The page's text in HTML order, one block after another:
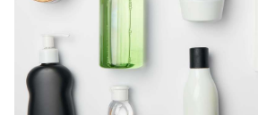
グルメ
トラベル